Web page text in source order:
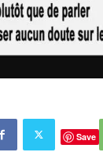
Save